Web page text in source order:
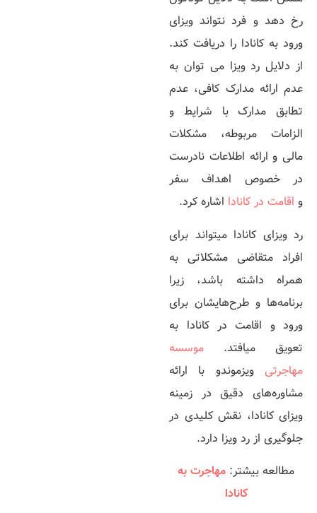
رخ دهد و فرد نتواند ویزای
ورود به کانادا را دریافت کند.
از دلایل رد ویزا می توان به
عدم ارائه مدارک کافی، عدم
تطابق مدارک با شرایط و
الزامات مربوطه، مشکلات
مالی و ارائه اطلاعات نادرست
در خصوص اهداف سفر
و اقامت در کانادا اشاره کرد.
رد ویزای کانادا می­تواند برای
افراد متقاضی مشکلاتی به
همراه داشته باشد، زیرا
برنامه‌­ها و طرح­‌هایشان برای
ورود و اقامت در کانادا به
تعویق می­افتد. موسسه
مهاجرتی ویزموندو با ارائه
مشاوره­‌های دقیق در زمینه
ویزای کانادا، نقش کلیدی در
جلوگیری از رد ویزا دارد.
مطالعه بیشتر: مهاجرت به
کانادا